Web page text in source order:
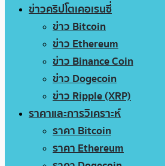
ข่าวคริปโตเคอเรนซี่
ข่าว Bitcoin
ข่าว Ethereum
ข่าว Binance Coin
ข่าว Dogecoin
ข่าว Ripple (XRP)
ราคาและการวิเคราะห์
ราคา Bitcoin
ราคา Ethereum